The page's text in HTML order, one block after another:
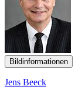
Bildinformationen
Jens Beeck